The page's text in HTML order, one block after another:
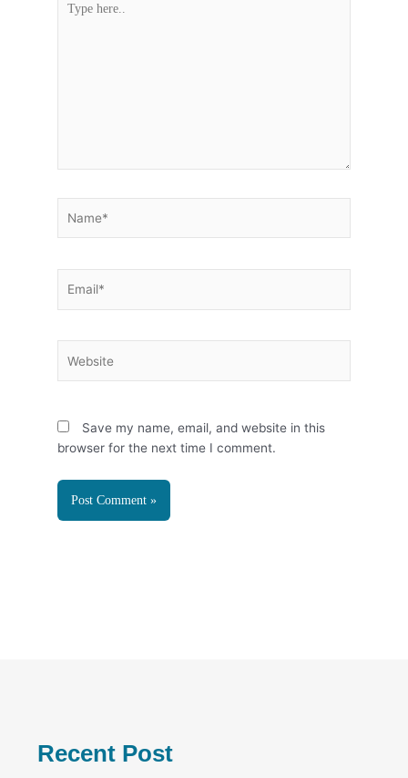
here..
Save my name, email, and website in this
browser for the next time I comment.
Recent Post